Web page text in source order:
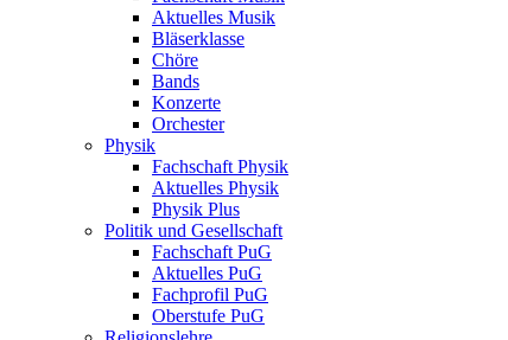
Aktuelles Musik
Bläserklasse
Chöre
Bands
Konzerte
Orchester
Physik
Fachschaft Physik
Aktuelles Physik
Physik Plus
Politik und Gesellschaft
Fachschaft PuG
Aktuelles PuG
Fachprofil PuG
Oberstufe PuG